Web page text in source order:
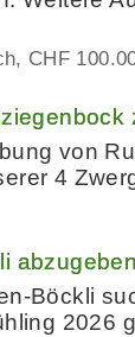
CHF
von
4
abzugeben
Böckli
2026